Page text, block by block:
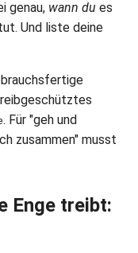
genau, wann du es
Und liste deine
. Für "geh und
zusammen" musst
Enge treibt: